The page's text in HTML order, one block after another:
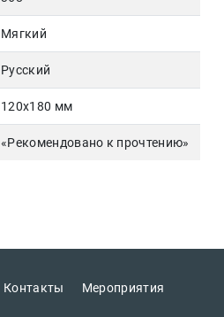
Мягкий
Русский
120х180 мм
«Рекомендовано к прочтению»
Контакты Мероприятия